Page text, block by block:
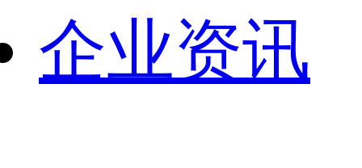
企业资讯